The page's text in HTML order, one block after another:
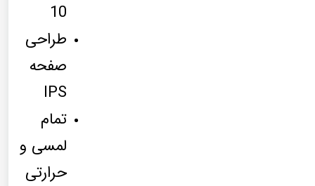
10
طراحی
صفحه
IPS
تمام
لمسی و
حرارتی